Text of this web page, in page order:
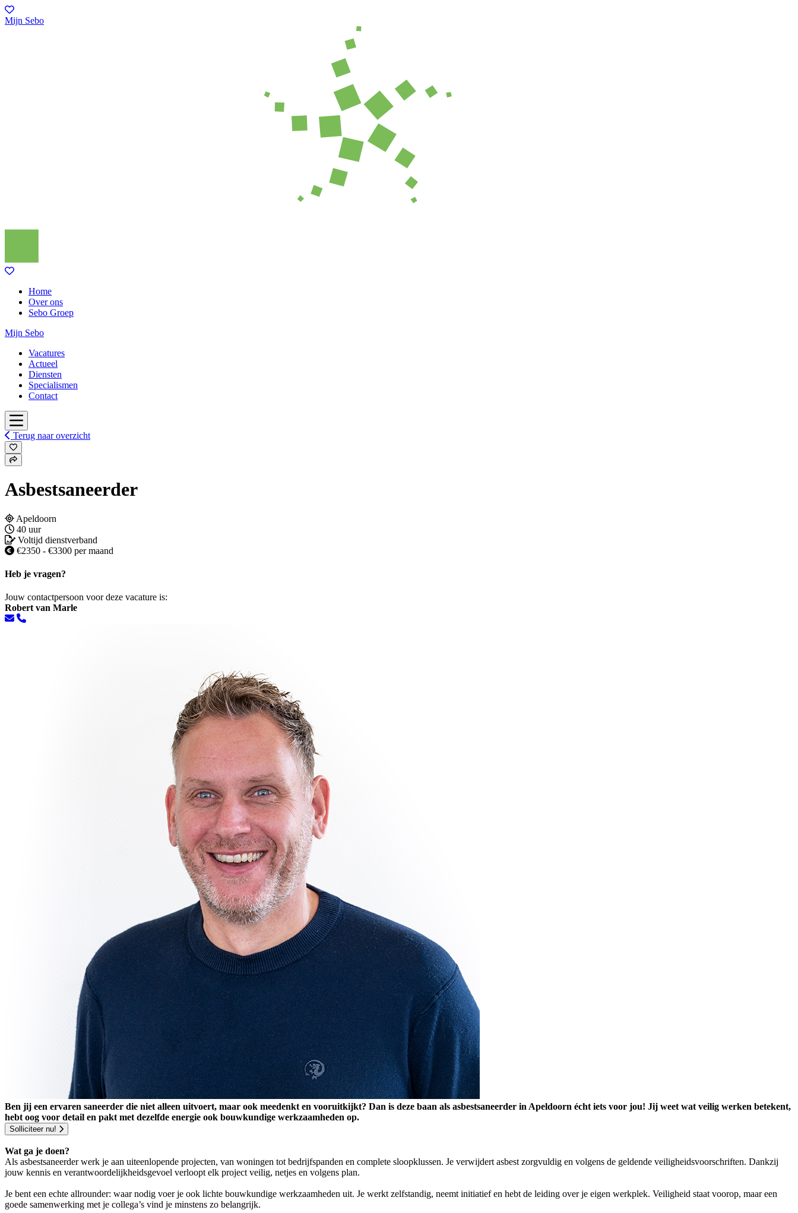
Mijn Sebo
Home
Over ons
Sebo Groep
Mijn Sebo
Vacatures
Actueel
Diensten
Specialismen
Contact
Terug naar overzicht
Asbestsaneerder
Apeldoorn
40 uur
Voltijd dienstverband
€2350 - €3300 per maand
Heb je vragen?
Jouw contactpersoon voor deze vacature is:
Robert van Marle
Ben jij een ervaren saneerder die niet alleen uitvoert, maar ook meedenkt en vooruitkijkt? Dan is deze baan als asbestsaneerder in Apeldoorn écht iets voor jou! Jij weet wat veilig werken betekent,
hebt oog voor detail en pakt met dezelfde energie ook bouwkundige werkzaamheden op.
Solliciteer nu!
Wat ga je doen?
Als asbestsaneerder werk je aan uiteenlopende projecten, van woningen tot bedrijfspanden en complete sloopklussen. Je verwijdert asbest zorgvuldig en volgens de geldende veiligheidsvoorschriften. Dankzij
jouw kennis en verantwoordelijkheidsgevoel verloopt elk project veilig, netjes en volgens plan.
Je bent een echte allrounder: waar nodig voer je ook lichte bouwkundige werkzaamheden uit. Je werkt zelfstandig, neemt initiatief en hebt de leiding over je eigen werkplek. Veiligheid staat voorop, maar een
goede samenwerking met je collega’s vind je minstens zo belangrijk.